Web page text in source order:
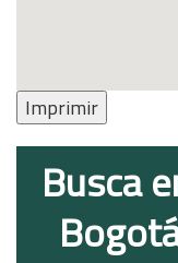
Imprimir
Busca